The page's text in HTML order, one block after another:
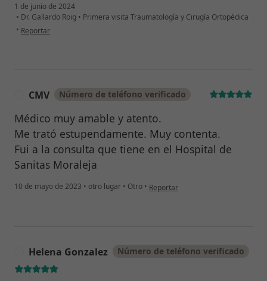
1 de junio de 2024
• Dr. Gallardo Roig • Primera visita Traumatología y Cirugía Ortopédica
• en opinión del usuario RD
Reportar
CMV Número de teléfono verificado
Médico muy amable y atento.
Me trató estupendamente. Muy contenta.
Fui a la consulta que tiene en el Hospital de
Sanitas Moraleja
10 de mayo de 2023 • otro lugar • Otro • en opinión del usuario CMV
Reportar
Helena Gonzalez Número de teléfono verificado